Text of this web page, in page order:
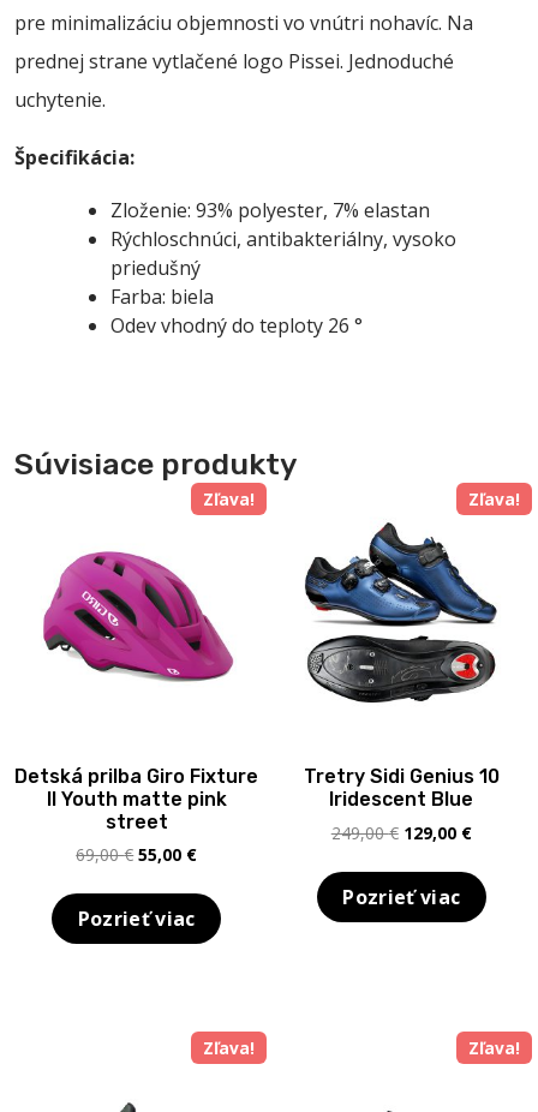
pre minimalizáciu objemnosti vo vnútri nohavíc. Na
prednej strane vytlačené logo Pissei. Jednoduché
uchytenie.
Špecifikácia:
Zloženie: 93% polyester, 7% elastan
Rýchloschnúci, antibakteriálny, vysoko
priedušný
Farba: biela
Odev vhodný do teploty 26 °
Súvisiace produkty
Zľava!
Detská prilba Giro Fixture
II Youth matte pink
street
69,00€Pôvodná
bola:
69,00 €.
55,00 €Aktuálna
je:
55,00 €.
Pozrieť viac
Zľava!
Tretry Sidi Genius 10
Iridescent Blue
249,00€ Pôvodná
bola:
249,00 €.
129,00 €Aktuálna
je:
129,00
Pozrieť viac
Zľava! Zľava!